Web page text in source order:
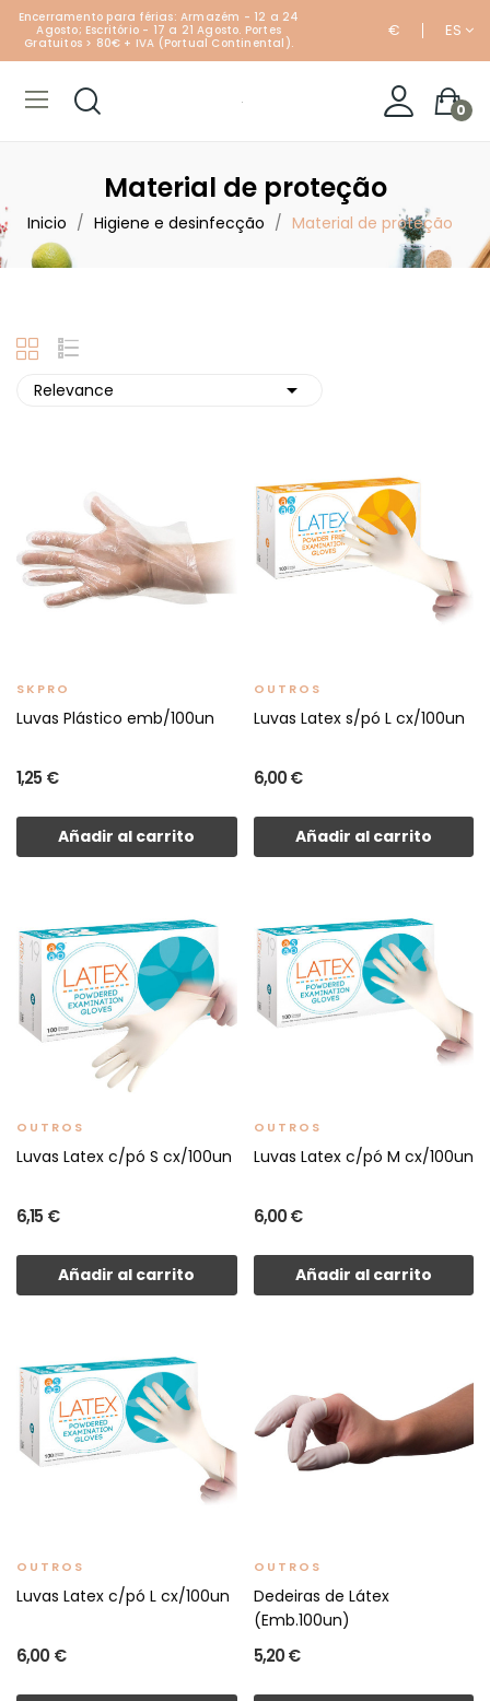
Encerramento para férias: Armazém - 12 a 24
Agosto; Escritório - 17 a 21 Agosto. Portes
Gratuitos > 80€ + IVA (Portual Continental).
€ ES
0
Material de proteção
Inicio Higiene e desinfecção Material de proteção
Relevance 
SKPRO
Luvas Plástico emb/100un
1,25 €
Añadir al carrito
OUTROS
Luvas Latex s/pó L cx/100un
6,00 €
Añadir al carrito
OUTROS
Luvas Latex c/pó S cx/100un
6,15 €
Añadir al carrito
OUTROS
Luvas Latex c/pó M cx/100un
6,00 €
Añadir al carrito
OUTROS
Luvas Latex c/pó L cx/100un
6,00 €
OUTROS
Dedeiras de Látex
(Emb.100un)
5,20 €